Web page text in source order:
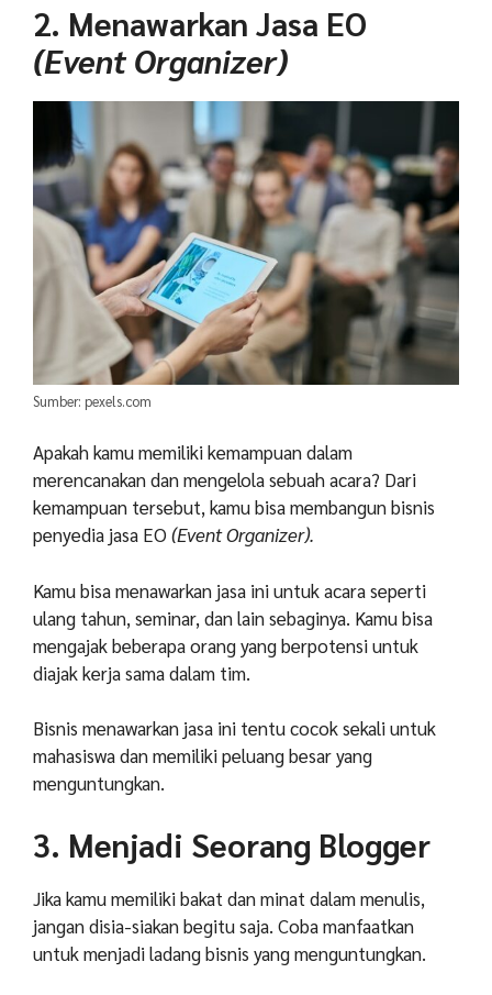
2. Menawarkan Jasa EO
(Event Organizer)
Sumber: pexels.com
Apakah kamu memiliki kemampuan dalam
merencanakan dan mengelola sebuah acara? Dari
kemampuan tersebut, kamu bisa membangun bisnis
penyedia jasa EO (Event Organizer).
Kamu bisa menawarkan jasa ini untuk acara seperti
ulang tahun, seminar, dan lain sebaginya. Kamu bisa
mengajak beberapa orang yang berpotensi untuk
diajak kerja sama dalam tim.
Bisnis menawarkan jasa ini tentu cocok sekali untuk
mahasiswa dan memiliki peluang besar yang
menguntungkan.
3. Menjadi Seorang Blogger
Jika kamu memiliki bakat dan minat dalam menulis,
jangan disia-siakan begitu saja. Coba manfaatkan
untuk menjadi ladang bisnis yang menguntungkan.